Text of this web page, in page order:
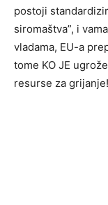
postoji
siromaštva”, i
vladama, EU-a
tome KO JE
resurse za grijanje!